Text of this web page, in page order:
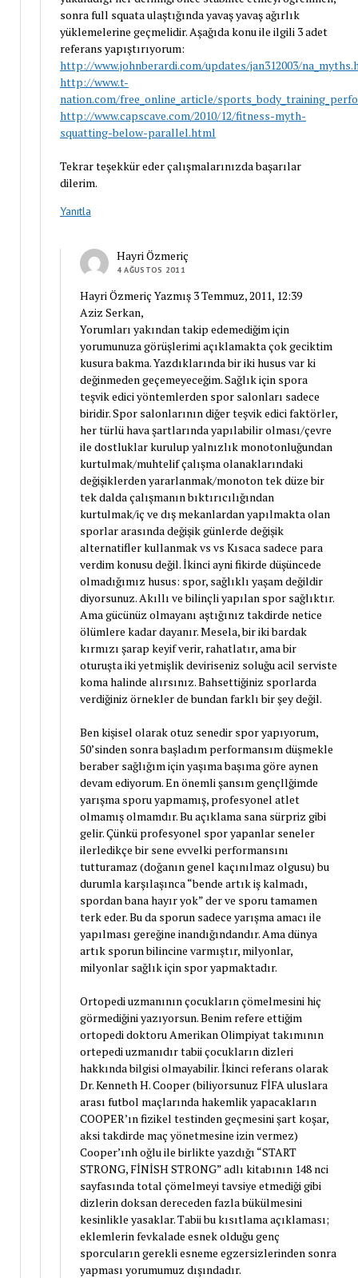
sonra full squata ulaştığında yavaş yavaş ağırlık
yüklemelerine geçmelidir. Aşağıda konu ile ilgili 3 adet
referans yapıştırıyorum:
http://www.johnberardi.com/updates/jan312003/
http://www.t-
nation.com/free_online_article/
http://www.capscave.com/2010/12/fitness-myth-
squatting-below-parallel.html
Tekrar teşekkür eder çalışmalarınızda başarılar
dilerim.
Yanıtla
Hayri Özmeriç
4 AĞUSTOS 2011
Hayri Özmeriç Yazmış 3 Temmuz, 2011, 12:39
Aziz Serkan,
Yorumları yakından takip edemediğim için
yorumunuza görüşlerimi açıklamakta çok geciktim
kusura bakma. Yazdıklarında bir iki husus var ki
değinmeden geçemeyeceğim. Sağlık için spora
teşvik edici yöntemlerden spor salonları sadece
biridir. Spor salonlarının diğer teşvik edici faktörler,
her türlü hava şartlarında yapılabilir olması/çevre
ile dostluklar kurulup yalnızlık monotonluğundan
kurtulmak/muhtelif çalışma olanaklarındaki
değişiklerden yararlanmak/monoton tek düze bir
tek dalda çalışmanın bıktırıcılığından
kurtulmak/iç ve dış mekanlardan yapılmakta olan
sporlar arasında değişik günlerde değişik
alternatifler kullanmak vs vs Kısaca sadece para
verdim konusu değil. İkinci ayni fikirde düşüncede
olmadığımız husus: spor, sağlıklı yaşam değildir
diyorsunuz. Akıllı ve bilinçli yapılan spor sağlıktır.
Ama gücünüz olmayanı aştığınız takdirde netice
ölümlere kadar dayanır. Mesela, bir iki bardak
kırmızı şarap keyif verir, rahatlatır, ama bir
oturuşta iki yetmişlik deviriseniz soluğu acil serviste
koma halinde alırsınız. Bahsettiğiniz sporlarda
verdiğiniz örnekler de bundan farklı bir şey değil.
Ben kişisel olarak otuz senedir spor yapıyorum,
50’sinden sonra başladım performansım düşmekle
beraber sağlığım için yaşıma başıma göre aynen
devam ediyorum. En önemli şansım gençllğimde
yarışma sporu yapmamış, profesyonel atlet
olmamış olmamdır. Bu açıklama sana sürpriz gibi
gelir. Çünkü profesyonel spor yapanlar seneler
ilerledikçe bir sene evvelki performansını
tutturamaz (doğanın genel kaçınılmaz olgusu) bu
durumla karşılaşınca “bende artık iş kalmadı,
spordan bana hayır yok” der ve sporu tamamen
terk eder. Bu da sporun sadece yarışma amacı ile
yapılması gereğine inandığındandır. Ama dünya
artık sporun bilincine varmıştır, milyonlar,
milyonlar sağlık için spor yapmaktadır.
Ortopedi uzmanının çocukların çömelmesini hiç
görmediğini yazıyorsun. Benim refere ettiğim
ortopedi doktoru Amerikan Olimpiyat takımının
ortepedi uzmanıdır tabii çocukların dizleri
hakkında bilgisi olmayabilir. İkinci referans olarak
Dr. Kenneth H. Cooper (biliyorsunuz FİFA uluslara
arası futbol maçlarında hakemlik yapacakların
COOPER’ın fizikel testinden geçmesini şart koşar,
aksi takdirde maç yönetmesine izin vermez)
Cooper’ınh oğlu ile birlikte yazdığı “START
STRONG, FİNİSH STRONG” adlı kitabının 148 nci
sayfasında total çömelmeyi tavsiye etmediği gibi
dizlerin doksan dereceden fazla bükülmesini
kesinlikle yasaklar. Tabii bu kısıtlama açıklaması;
eklemlerin fevkalade esnek olduğu genç
sporcuların gerekli esneme egzersizlerinden sonra
yapması yorumumuz dışındadır.